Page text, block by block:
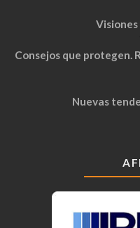
Consejos que protegen.
Nuevas